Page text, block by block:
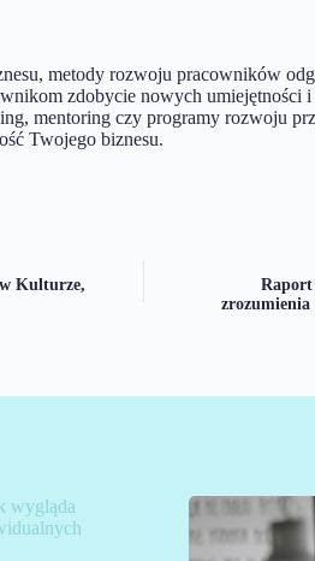
metody rozwoju pracowników
zdobycie nowych umiejętności
mentoring czy programy rozwoju
Twojego biznesu.
Kulturze,
wygląda